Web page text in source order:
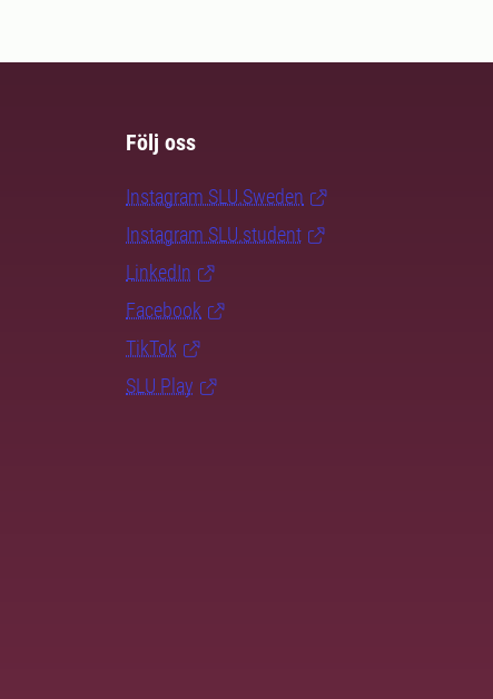
Följ oss
Instagram SLU.Sweden
Instagram SLU.student
LinkedIn
Facebook
TikTok
SLU Play